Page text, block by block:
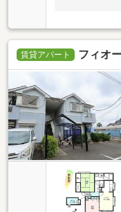
賃貸アパート フィオ